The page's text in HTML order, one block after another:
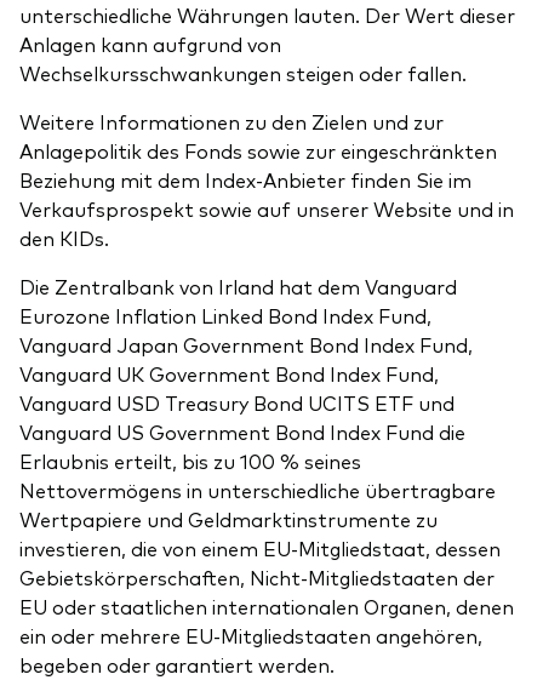
unterschiedliche Währungen lauten. Der Wert dieser
Anlagen kann aufgrund von
Wechselkursschwankungen steigen oder fallen.
Weitere Informationen zu den Zielen und zur
Anlagepolitik des Fonds sowie zur eingeschränkten
Beziehung mit dem Index-Anbieter finden Sie im
Verkaufsprospekt sowie auf unserer Website und in
den KIDs.
Die Zentralbank von Irland hat dem Vanguard
Eurozone Inflation Linked Bond Index Fund,
Vanguard Japan Government Bond Index Fund,
Vanguard UK Government Bond Index Fund,
Vanguard USD Treasury Bond UCITS ETF und
Vanguard US Government Bond Index Fund die
Erlaubnis erteilt, bis zu 100 % seines
Nettovermögens in unterschiedliche übertragbare
Wertpapiere und Geldmarktinstrumente zu
investieren, die von einem EU-Mitgliedstaat, dessen
Gebietskörperschaften, Nicht-Mitgliedstaaten der
EU oder staatlichen internationalen Organen, denen
ein oder mehrere EU-Mitgliedstaaten angehören,
begeben oder garantiert werden.